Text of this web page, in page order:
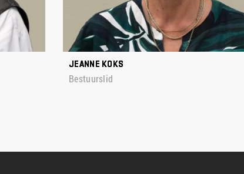
JEANNE KOKS
Bestuurslid